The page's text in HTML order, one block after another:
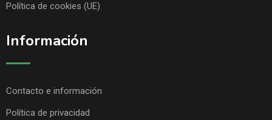
Política de cookies (UE)
Información
Contacto e información
Política de privacidad